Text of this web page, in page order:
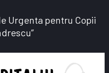
Urgenta pentru Copii